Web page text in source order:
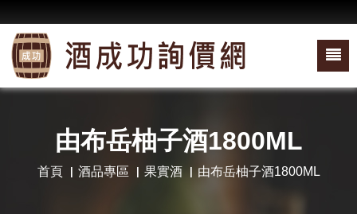
由布岳柚子酒1800ML
首頁 酒品專區 果實酒 由布岳柚子酒1800ML